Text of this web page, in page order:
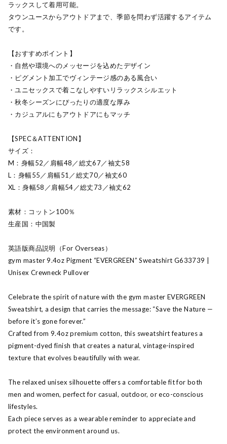
ラックスして着用可能。
タウンユースからアウトドアまで、季節を問わず活躍するアイテム
です。
【おすすめポイント】
・自然や環境へのメッセージを込めたデザイン
・ピグメント加工でヴィンテージ感のある風合い
・ユニセックスで着こなしやすいリラックスシルエット
・秋冬シーズンにぴったりの適度な厚み
・カジュアルにもアウトドアにもマッチ
【SPEC＆ATTENTION】
サイズ：
M：身幅52／肩幅48／総丈67／袖丈58
L：身幅55／肩幅51／総丈70／袖丈60
XL：身幅58／肩幅54／総丈73／袖丈62
素材：コットン100％
生産国：中国製
英語版商品説明（For Overseas）
gym master 9.4oz Pigment “EVERGREEN” Sweatshirt G633739 |
Unisex Crewneck Pullover
Celebrate the spirit of nature with the gym master EVERGREEN
Sweatshirt, a design that carries the message: “Save the Nature —
before it’s gone forever.”
Crafted from 9.4oz premium cotton, this sweatshirt features a
pigment-dyed finish that creates a natural, vintage-inspired
texture that evolves beautifully with wear.
The relaxed unisex silhouette offers a comfortable fit for both
men and women, perfect for casual, outdoor, or eco-conscious
lifestyles.
Each piece serves as a wearable reminder to appreciate and
protect the environment around us.